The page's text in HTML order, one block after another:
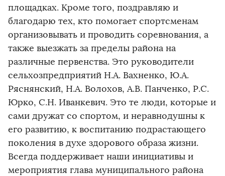
площадках. Кроме того, поздравляю и
благодарю тех, кто помогает спортсменам
организовывать и проводить соревнования, а
также выезжать за пределы района на
различные первенства. Это руководители
сельхозпредприятий Н.А. Вахненко, Ю.А.
Ряснянский, Н.А. Волохов, А.В. Панченко, Р.С.
Юрко, С.Н. Иванкевич. Это те люди, которые и
сами дружат со спортом, и неравнодушны к
его развитию, к воспитанию подрастающего
поколения в духе здорового образа жизни.
Всегда поддерживает наши инициативы и
мероприятия глава муниципального района